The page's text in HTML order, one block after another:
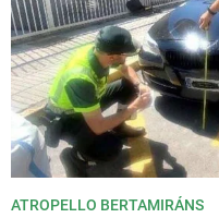
ATROPELLO BERTAMIRÁNS